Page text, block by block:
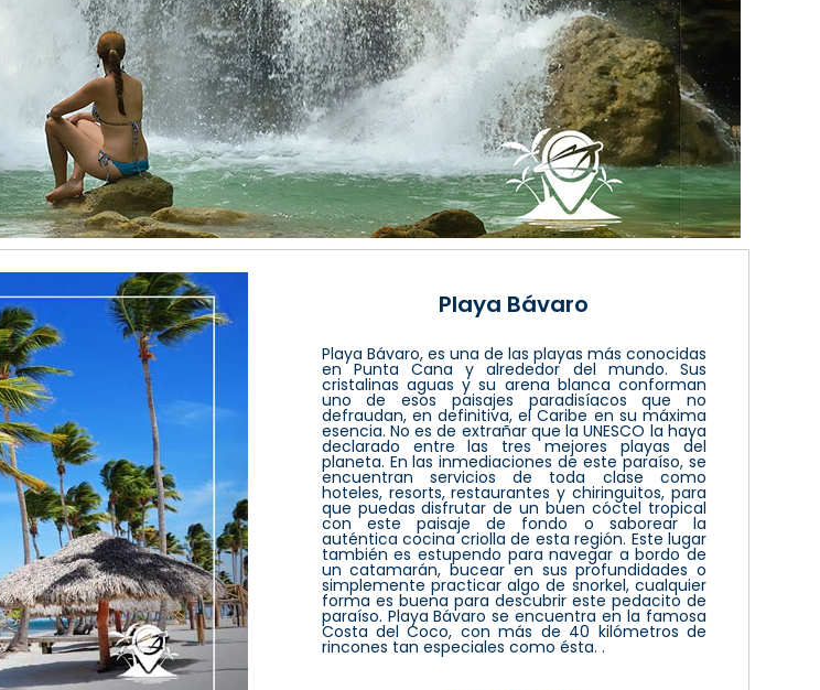
Playa Bávaro
Playa Bávaro, es una de las playas más conocidas
en Punta Cana y alrededor del mundo. Sus
cristalinas aguas y su arena blanca conforman
uno de esos paisajes paradisíacos que no
defraudan, en definitiva, el Caribe en su máxima
esencia. No es de extrañar que la UNESCO la haya
declarado entre las tres mejores playas del
planeta. En las inmediaciones de este paraíso, se
encuentran servicios de toda clase como
hoteles, resorts, restaurantes y chiringuitos, para
que puedas disfrutar de un buen cóctel tropical
con este paisaje de fondo o saborear la
auténtica cocina criolla de esta región. Este lugar
también es estupendo para navegar a bordo de
un catamarán, bucear en sus profundidades o
simplemente practicar algo de snorkel, cualquier
forma es buena para descubrir este pedacito de
paraíso. Playa Bávaro se encuentra en la famosa
Costa del Coco, con más de 40 kilómetros de
rincones tan especiales como ésta. .